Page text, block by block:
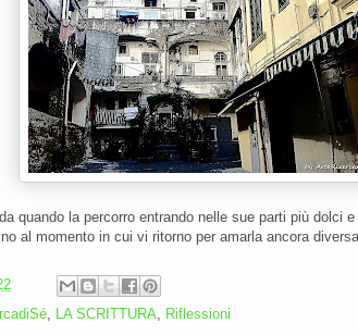
quando la percorro entrando nelle sue parti più dolci
al momento in cui vi ritorno per amarla ancora
, LA SCRITTURA, Riflessioni